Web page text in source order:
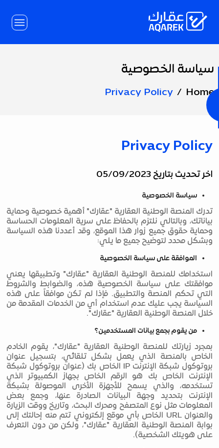
Page
Title
سياسة الخصوصية
Home
Privacy Policy
Privacy Policy
اخر تحديث بتاريخ 05/09/2023
سياسة الخصوصية
تدرك المنصة الوطنية العقارية "عقارك" أهمية خصوصية وحماية
بياناتك، وبالتالي نلتزم بالحفاظ على سرية المعلومات الحساسة
وحماية حقوق جميع زوار هذا الموقع، وقد أعددنا هذه السياسة
وبشكل محدد لتوضيح جميع ما يلي:
الموافقة على سياسة الخصوصية
استخدامك للمنصة الوطنية العقارية "عقارك" وتطبيقها يعني
موافقتك على سياسة الخصوصية هذه، والضوابط والشروط
التي تحكم المنصة والتطبيق. فإذا لم تكن موافقاً على هذه
السياسة يجب عليك عدم استخدام أي من الخدمات المقدمة من
خلال المنصة الوطنية العقارية "عقارك".
من يقوم بجمع بيانات المستخدمين؟
بمجرد زيارتك للمنصة الوطنية العقارية "عقارك"، يقوم الخادم
الخاص بالمنصة الذي يعمل بشكل تلقائي، بتسجيل عنوان
بروتوكول شبكة الإنترنت IP الخاص بك (عنوان بروتوكول شبكة
الإنترنت الخاص بك هو الرقم الخاص بجهاز الكمبيوتر الذي
تستخدمه، والذي يسمح للأجهزة الأخرى الموصولة بشبكة
الإنترنت بتحديد وجهة البيانات الصادرة عنها، وجمع بعض
المعلومات مثل نوع المتصفح ومحرك البحث، وتاريخ ووقت الزيارة
والعنوان URL الخاص بأي موقع إلكتروني تتم منه إحالتك إلى
بوابة المنصة الوطنية العقارية "عقارك"، ولكن من دون التعرف
على هويتك الشخصية).